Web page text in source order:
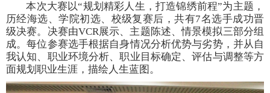
本次大赛以“规划精彩人生，打造锦绣前程”为主题，
历经海选、学院初选、校级复赛后，共有7名选手成功晋
级决赛。决赛由VCR展示、主题陈述、情景模拟三部分组
成。每位参赛选手根据自身情况分析优势与劣势，并从自
我认知、职业环境分析、职业目标确定、评估与调整等方
面规划职业生涯，描绘人生蓝图。